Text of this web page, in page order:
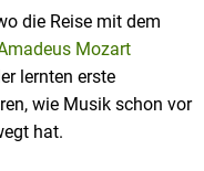
die Reise mit dem
Mozart
lernten erste
wie Musik schon vor
hat.